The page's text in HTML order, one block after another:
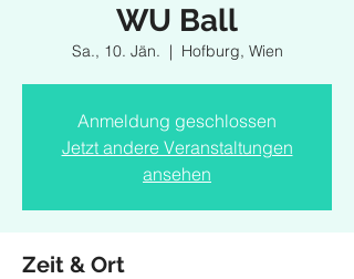
WU Ball
Sa., 10. Jän.
  |
Hofburg, Wien
Anmeldung geschlossen
Jetzt andere Veranstaltungen
ansehen
Zeit & Ort